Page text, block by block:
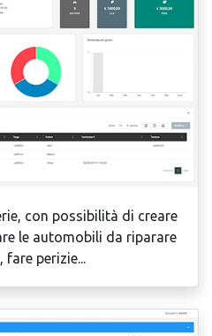
con possibilità di creare
le automobili da riparare
fare perizie...